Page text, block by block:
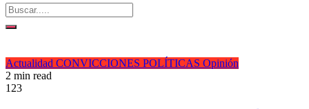
Actualidad CONVICCIONES POLÍTICAS Opinión
2 min read
123